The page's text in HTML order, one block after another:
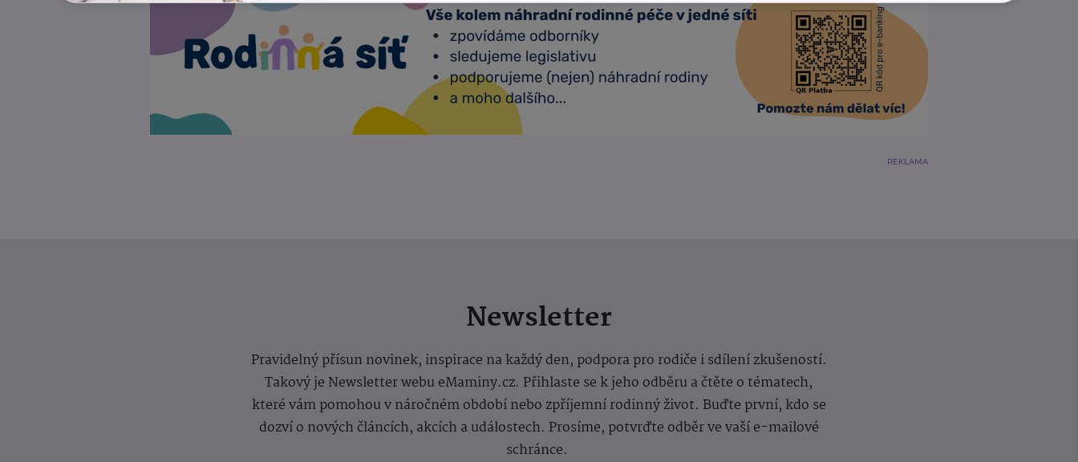
REKLAMA
Newsletter
Pravidelný přísun novinek, inspirace na každý den, podpora pro rodiče i sdílení zkušeností.
Takový je Newsletter webu eMaminy.cz. Přihlaste se k jeho odběru a čtěte o tématech,
které vám pomohou v náročném období nebo zpříjemní rodinný život. Buďte první, kdo se
dozví o nových článcích, akcích a událostech. Prosíme, potvrďte odběr ve vaší e-mailové
schránce.